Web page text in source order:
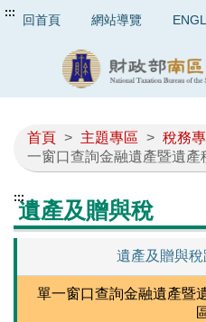
::: 回首頁 網站導覽
首頁 > 主題專區 > 稅務
一窗口查詢金融遺產暨遺
:::遺產及贈與稅
遺產及贈與
單一窗口查詢金融遺產暨